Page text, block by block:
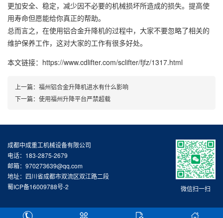
更加安全、稳定，减少因不必要的机械损坏所造成的损失。提高使
用寿命但愿能给你真正的帮助。
总而言之，在使用铝合金升降机的过程中，大家不要忽略了相关的
维护保养工作，这对大家的工作有很多好处。
本文链接：https://www.cdlifter.com/sclifter/fjfz/1317.html
上一篇： 福州铝合金升降机进水有什么影响
下一篇： 使用福州升降平台严禁超载
微信扫一扫
成都中成重工机械设备有限公司
电话：183-2875-2679
邮箱：970273639@qq.com
地址：四川省成都市双流区双江路二段
蜀ICP备16009788号-2